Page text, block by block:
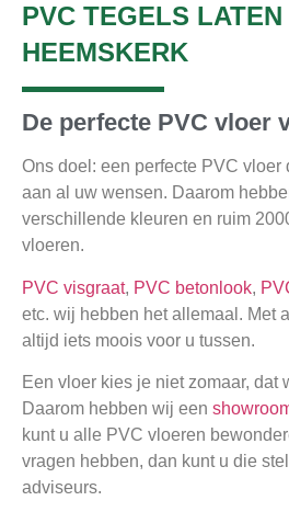
PVC TEGELS
HEEMSKERK
De perfecte PVC vloer
Ons doel: een perfecte PVC
aan al uw wensen. Daarom
verschillende kleuren en ruim
vloeren.
PVC visgraat, PVC betonlook,
etc. wij hebben het allemaal. Met
altijd iets moois voor u tussen.
Een vloer kies je niet zomaar, dat
Daarom hebben wij een
kunt u alle PVC vloeren
vragen hebben, dan kunt u die
adviseurs.